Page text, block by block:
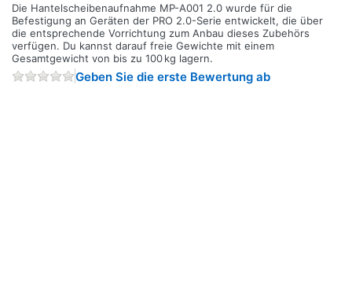
Die Hantelscheibenaufnahme MP-A001 2.0 wurde für die
Befestigung an Geräten der PRO 2.0-Serie entwickelt, die über
die entsprechende Vorrichtung zum Anbau dieses Zubehörs
verfügen. Du kannst darauf freie Gewichte mit einem
Gesamtgewicht von bis zu 100 kg lagern.
Geben Sie die erste Bewertung ab